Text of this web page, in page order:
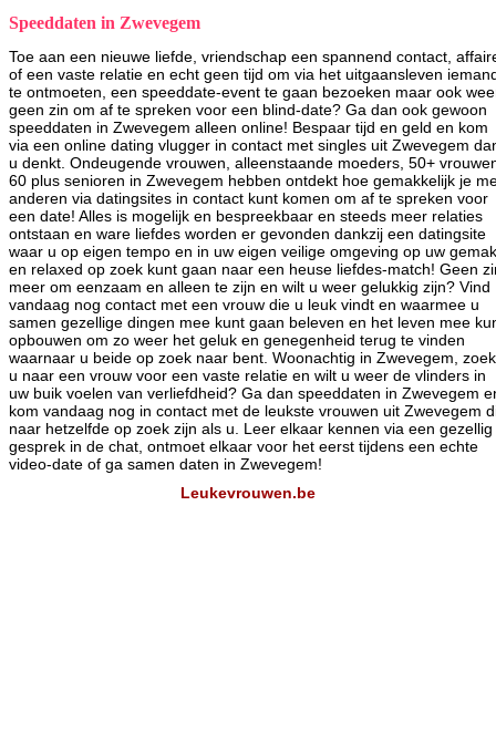
Speeddaten in Zwevegem
Toe aan een nieuwe liefde, vriendschap een spannend contact,
of een vaste relatie en echt geen tijd om via het uitgaansleven
te ontmoeten, een speeddate-event te gaan bezoeken maar ook
geen zin om af te spreken voor een blind-date? Ga dan ook gewoon
speeddaten in Zwevegem alleen online! Bespaar tijd en geld en kom
via een online dating vlugger in contact met singles uit Zwevegem
u denkt. Ondeugende vrouwen, alleenstaande moeders, 50+
60 plus senioren in Zwevegem hebben ontdekt hoe gemakkelijk je
anderen via datingsites in contact kunt komen om af te spreken voor
een date! Alles is mogelijk en bespreekbaar en steeds meer relaties
ontstaan en ware liefdes worden er gevonden dankzij een datingsite
waar u op eigen tempo en in uw eigen veilige omgeving op uw gemak
en relaxed op zoek kunt gaan naar een heuse liefdes-match! Geen
meer om eenzaam en alleen te zijn en wilt u weer gelukkig zijn? Vind
vandaag nog contact met een vrouw die u leuk vindt en waarmee u
samen gezellige dingen mee kunt gaan beleven en het leven mee
opbouwen om zo weer het geluk en genegenheid terug te vinden
waarnaar u beide op zoek naar bent. Woonachtig in Zwevegem,
u naar een vrouw voor een vaste relatie en wilt u weer de vlinders in
uw buik voelen van verliefdheid? Ga dan speeddaten in Zwevegem
kom vandaag nog in contact met de leukste vrouwen uit Zwevegem
naar hetzelfde op zoek zijn als u. Leer elkaar kennen via een gezellig
gesprek in de chat, ontmoet elkaar voor het eerst tijdens een echte
video-date of ga samen daten in Zwevegem!
Leukevrouwen.be